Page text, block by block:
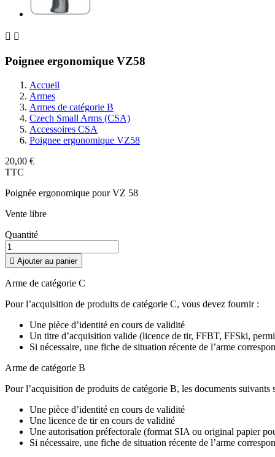
 
Poignee ergonomique VZ58
Accueil
Armes
Armes de catégorie B
Czech Small Arms (CSA)
Accessoires CSA
Poignee ergonomique VZ58
20,00 €
TTC
Poignée ergonomique pour VZ 58
Vente libre
Quantité
 Ajouter au panier
Arme de catégorie C
Pour l’acquisition de produits de catégorie C, vous devez fournir :
Une pièce d’identité en cours de validité
Un titre d’acquisition valide (licence de tir, FFBT, FFSki,
Si nécessaire, une fiche de situation récente de l’arme
Arme de catégorie B
Pour l’acquisition de produits de catégorie B, les documents suivants
Une pièce d’identité en cours de validité
Une licence de tir en cours de validité
Une autorisation préfectorale (format SIA ou original papier
Si nécessaire, une fiche de situation récente de l’arme